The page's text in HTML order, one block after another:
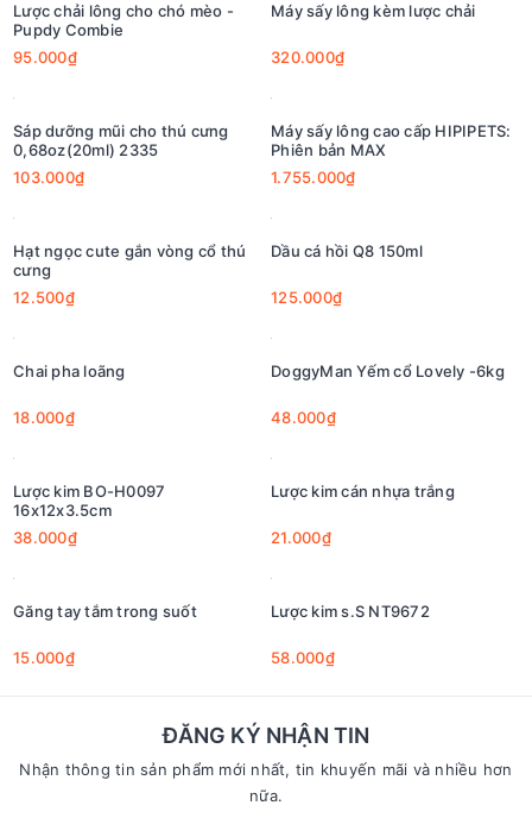
Lược chải lông cho chó mèo -
Pupdy Combie
95.000₫
Máy sấy lông kèm lược chải
320.000₫
Sáp dưỡng mũi cho thú cưng
0,68oz(20ml) 2335
103.000₫
Máy sấy lông cao cấp HIPIPETS:
Phiên bản MAX
1.755.000₫
Hạt ngọc cute gắn vòng cổ thú
cưng
12.500₫
Dầu cá hồi Q8 150ml
125.000₫
Chai pha loãng
18.000₫
DoggyMan Yếm cổ Lovely -6kg
48.000₫
Lược kim BO-H0097
16x12x3.5cm
38.000₫
Lược kim cán nhựa trắng
21.000₫
Găng tay tắm trong suốt
15.000₫
Lược kim s.S NT9672
58.000₫
ĐĂNG KÝ NHẬN TIN
Nhận thông tin sản phẩm mới nhất, tin khuyến mãi và nhiều hơn
nữa.